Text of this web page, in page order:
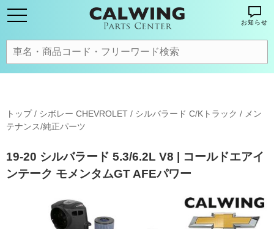
お知らせ
トップ/ シボレー CHEVROLET / シルバラード C/Kトラック / メン
テナンス/純正パーツ
19-20 シルバラード 5.3/6.2L V8 | コールドエアイ
ンテーク モメンタムGT AFEパワー